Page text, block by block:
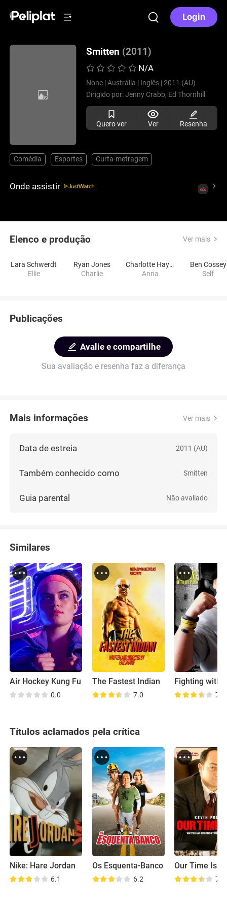
Login
Smitten (2011)
N/A
None | Austrália | Inglês | 2011 (AU)
Dirigido por:Jenny Crabb, Ed Thornhill
Quero ver Ver Resenha
Comédia Esportes Curta-metragem
Onde assistir
Elenco e produção Ver mais
Lara Schwerdt
Ellie
Ryan Jones
Charlie
Charlotte Haynes Hazzard
Anna
Ben Cossey
Self
Publicações
Avalie e compartilhe
Sua avaliação e resenha faz a diferança
Mais informações Ver mais
Data de estreia 2011 (AU)
Também conhecido como Smitten
Guia parental Não avaliado
Similares
Air Hockey Kung Fu
0.0
The Fastest Indian
7.0 7.7
Títulos aclamados pela crítica
Nike: Hare Jordan
6.1
Os Esquenta-Banco
6.2
Our Time Is
7.5